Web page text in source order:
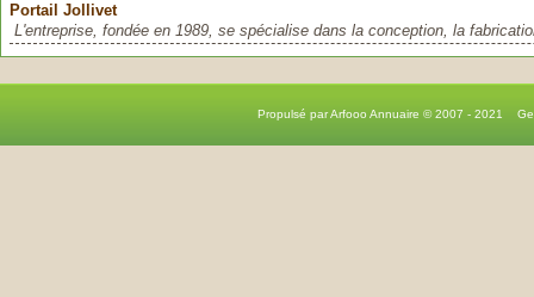
Portail Jollivet
L'entreprise, fondée en 1989, se spécialise dans la conception, la
Propulsé par Arfooo Annuaire © 2007 - 2021